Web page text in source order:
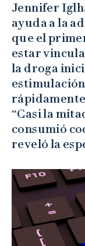
Jennifer
ayuda a la
que el
estar
la droga
“Casi la
consumió
reveló la